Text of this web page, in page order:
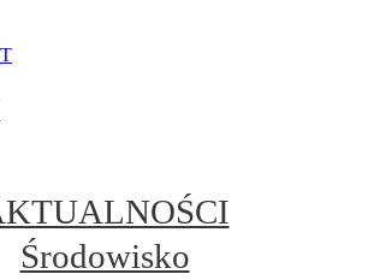
Środowisko